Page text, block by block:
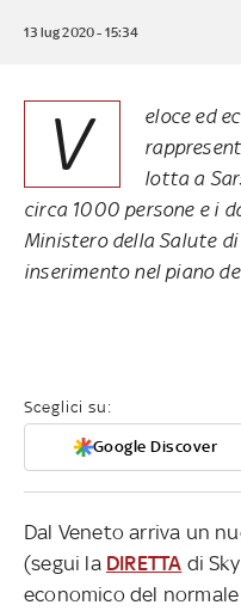
13 lug 2020 - 15:34
V
eloce ed
lotta a
circa 1000 persone e i
Ministero della Salute
inserimento nel piano
Sceglici su:
Google Discover
Dal Veneto arriva un
(segui la DIRETTA di
economico del